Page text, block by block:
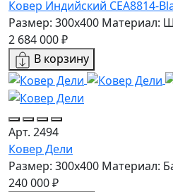
Ковер Индийский CEA8814-
Размер: 300x400 Материал:
2 684 000 ₽
В корзину
Арт. 2494
Ковер Дели
Размер: 300x400 Материал:
240 000 ₽